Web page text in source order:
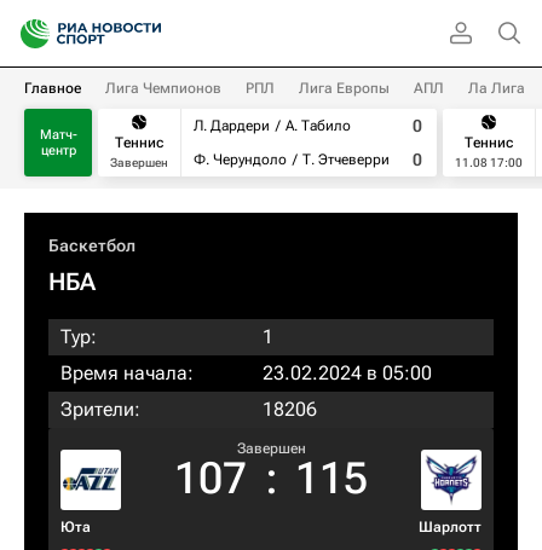
Главное Лига Чемпионов РПЛ Лига Европы АПЛ Ла Лига
Матч-
центр
Теннис
Завершен
Л. Дардери
А. Табило
Ф. Черундоло
Т. Этчеверри
0
0
Теннис
11.08 17:00
Баскетбол
НБА
Тур:
1
Время начала:
23.02.2024 в 05:00
Зрители:
18206
Юта
Завершен
107 : 115
Шарлотт